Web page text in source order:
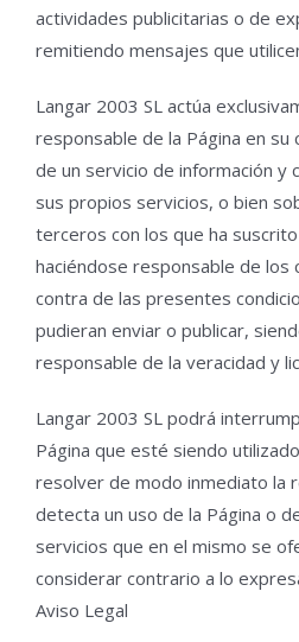
actividades publicitarias o de
remitiendo mensajes que
Langar 2003 SL actúa
responsable de la Página en
de un servicio de información y
sus propios servicios, o bien
terceros con los que ha
haciéndose responsable de los
contra de las presentes
pudieran enviar o publicar,
responsable de la veracidad y
Langar 2003 SL podrá
Página que esté siendo
resolver de modo inmediato la
detecta un uso de la Página o
servicios que en el mismo se
considerar contrario a lo
Aviso Legal